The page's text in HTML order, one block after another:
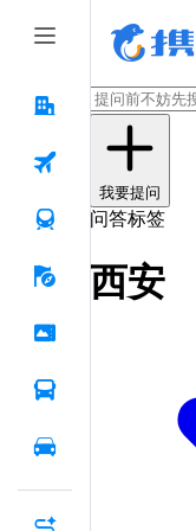
我要提问
问答标签
西安